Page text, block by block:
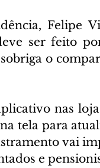
Felipe
ser feito
o
nas
tela para
vai
e